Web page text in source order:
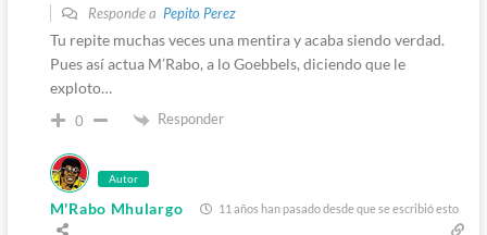
Responde a Pepito Perez
Tu repite muchas veces una mentira y acaba siendo verdad.
Pues así actua M’Rabo, a lo Goebbels, diciendo que le
exploto…
0 Responder
Autor
M'Rabo Mhulargo 11 años han pasado desde que se escribió esto